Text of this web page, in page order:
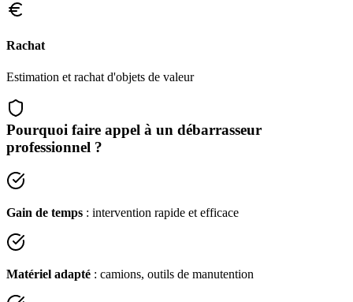
Rachat
Estimation et rachat d'objets de valeur
Pourquoi faire appel à un débarrasseur
professionnel ?
Gain de temps : intervention rapide et efficace
Matériel adapté : camions, outils de manutention